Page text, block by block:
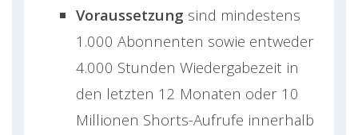
Voraussetzung sind mindestens
1.000 Abonnenten sowie entweder
4.000 Stunden Wiedergabezeit in
den letzten 12 Monaten oder 10
Millionen Shorts-Aufrufe innerhalb